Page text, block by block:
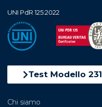
UNI PdR 125:2022
Test Modello 231
Chi siamo